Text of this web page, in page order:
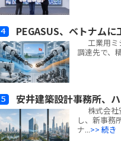
PEGASUS、ベトナム
工業用ミ
調達先で、
安井建築設計事務所、
株式会社
し、新事務
ナ...>> 続き